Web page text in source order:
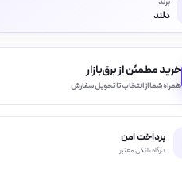
دلند
خرید مطمئن از برق‌بازار
همراه شما از انتخاب تا تحویل سفارش
پرداخت امن
درگاه بانکی معتبر